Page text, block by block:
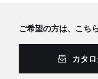
ご希望の方は、こち
カタ